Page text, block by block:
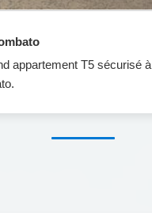
appartement T5 sécurisé à